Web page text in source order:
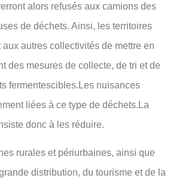
alors refusés aux camions des
de déchets. Ainsi, les territoires
autres collectivités de mettre en
des mesures de collecte, de tri et de
fermentescibles.Les nuisances
liées à ce type de déchets.La
donc à les réduire.
rurales et périurbaines, ainsi que
distribution, du tourisme et de la